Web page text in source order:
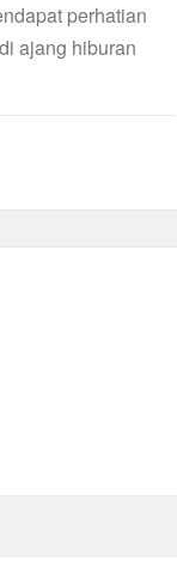
perhatian
ajang hiburan